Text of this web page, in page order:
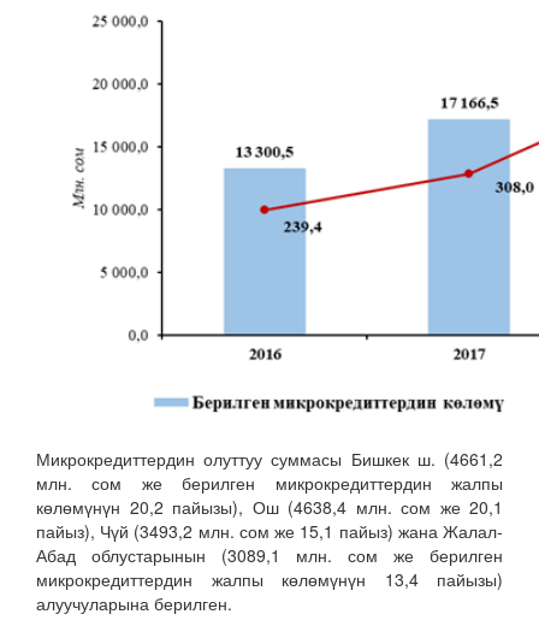
Микрокредиттердин олуттуу суммасы Бишкек ш. (4661,2
млн. сом же берилген микрокредиттердин жалпы
көлөмүнүн 20,2 пайызы), Ош (4638,4 млн. сом же 20,1
пайыз), Чүй (3493,2 млн. сом же 15,1 пайыз) жана Жалал-
Абад облустарынын (3089,1 млн. сом же берилген
микрокредиттердин жалпы көлөмүнүн 13,4 пайызы)
алуучуларына берилген.